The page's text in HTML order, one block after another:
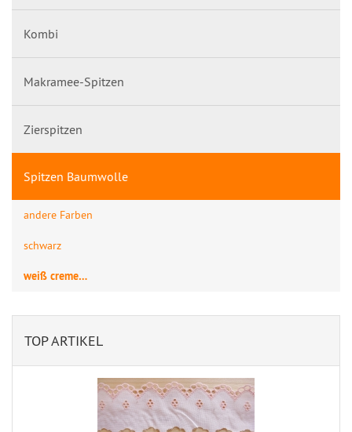
Kombi
Makramee-Spitzen
Zierspitzen
Spitzen Baumwolle
andere Farben
schwarz
weiß creme…
TOP ARTIKEL